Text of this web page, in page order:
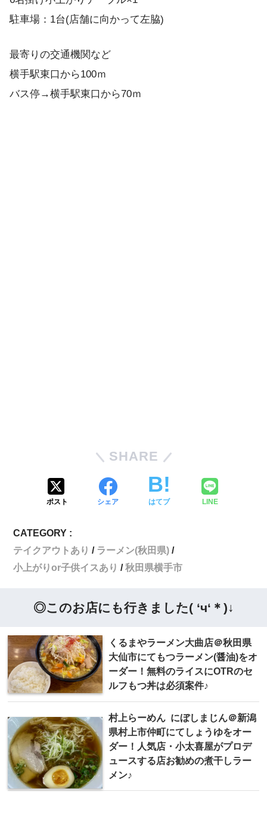
駐車場：1台(店舗に向かって左脇)
最寄りの交通機関など
横手駅東口から100ｍ
バス停→横手駅東口から70ｍ
SHARE
ポスト シェア はてブ LINE
CATEGORY :
テイクアウトあり
ラーメン(秋田県)
小上がりor子供イスあり
秋田県横手市
◎このお店にも行きました( ‘ч‘＊)↓
くるまやラーメン大曲店＠秋田県
大仙市にてもつラーメン(醤油)をオ
ーダー！無料のライスにOTRのセ
ルフもつ丼は必須案件♪
村上らーめん にぼしまじん＠新潟
県村上市仲町にてしょうゆをオー
ダー！人気店・小太喜屋がプロデ
ュースする店お勧めの煮干しラー
メン♪